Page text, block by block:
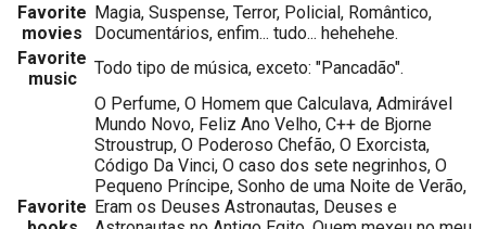
Favorite
movies
Magia, Suspense, Terror, Policial, Romântico,
Documentários, enfim... tudo... hehehehe.
Favorite
music
Todo tipo de música, exceto: "Pancadão".
Favorite
O Perfume, O Homem que Calculava, Admirável
Mundo Novo, Feliz Ano Velho, C++ de Bjorne
Stroustrup, O Poderoso Chefão, O Exorcista,
Código Da Vinci, O caso dos sete negrinhos, O
Pequeno Príncipe, Sonho de uma Noite de Verão,
Eram os Deuses Astronautas, Deuses e